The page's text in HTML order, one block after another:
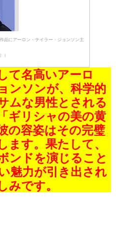
品にアーロン・テイラー・ジョンソン主
）
て名高いアーロ
ンソンが、科学的
ムな男性とされる
ギリシャの美の黄
の容姿はその完璧
ます。果たして、
ンドを演じること
魅力が引き出され
みです。